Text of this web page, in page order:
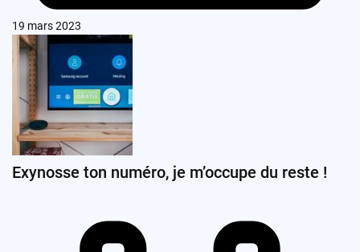
19 mars 2023
Exynosse ton numéro, je m’occupe du reste !